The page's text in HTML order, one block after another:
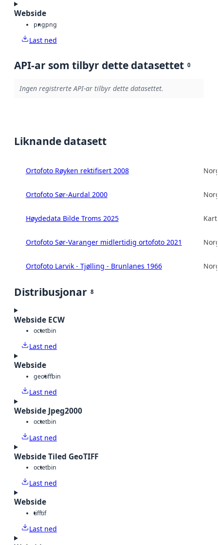
Webside
pngpng
Last ned
API-ar som tilbyr dette datasettet 0
Ingen registrerte API-ar tilbyr dette datasettet.
Liknande datasett
Ortofoto Røyken rektifisert 2008
Ortofoto Sør-Aurdal 2000
Høydedata Bilde Troms 2025
Ortofoto Sør-Varanger midlertidig ortofoto 2021
Ortofoto Larvik - Tjølling - Brunlanes 1966
Distribusjonar 8
Webside ECW
octetbin
Last ned
Webside
geotiffbin
Last ned
Webside Jpeg2000
octetbin
Last ned
Webside Tiled GeoTIFF
octetbin
Last ned
Webside
tifftif
Last ned